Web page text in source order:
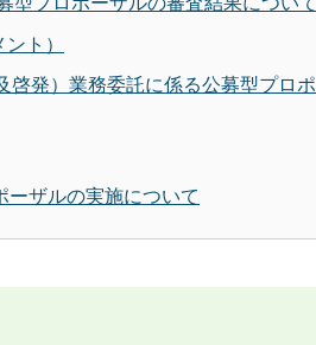
ト）
啓発）業務委託に係る公募型プロポ
ーザルの実施について